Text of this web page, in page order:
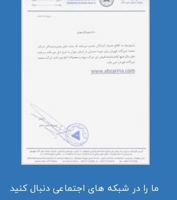
ما را در شبکه های اجتماعی دنبال کنید